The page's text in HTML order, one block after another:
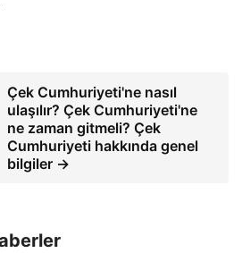
Çek Cumhuriyeti'ne nasıl
ulaşılır? Çek Cumhuriyeti'ne
ne zaman gitmeli? Çek
Cumhuriyeti hakkında genel
bilgiler →